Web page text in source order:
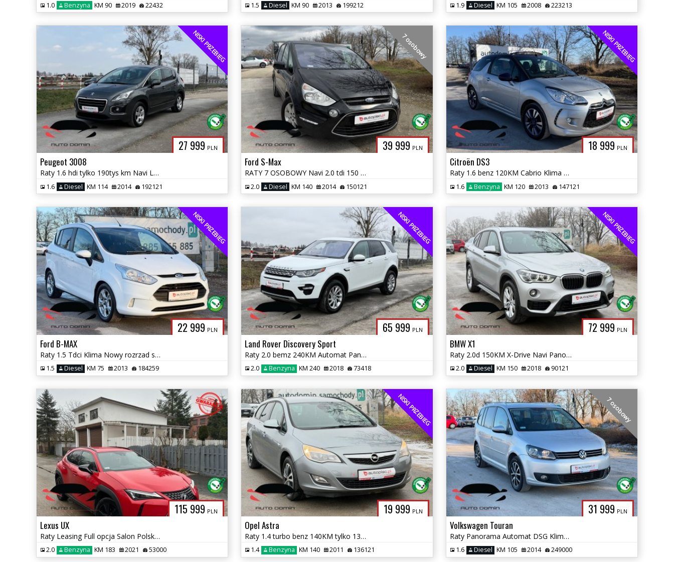
1.0 Benzyna KM 90 2019 22432 1.5 Diesel KM 90 2013 199212 1.9 Diesel KM 105 2008 223213
27 999 PLN
NISKI PRZEBIEG
Peugeot 3008
Raty 1.6 hdi tylko 190tys km Navi Led Klimatronic Zarej w PL Gwarancja
1.6 Diesel KM 114 2014 192121
39 999 PLN
7 osobowy
Ford S-Max
RATY 7 OSOBOWY Navi 2.0 tdi 150 tys km Zarej w PL Gwarancja
2.0 Diesel KM 140 2014 150121
18 999 PLN
NISKI PRZEBIEG
Citroën DS3
Raty 1.6 benz 120KM Cabrio Klima 147 tys km Zarej w PL Gwarancja
1.6 Benzyna KM 120 2013 147121
22 999 PLN
NISKI PRZEBIEG
Ford B-MAX
Raty 1.5 Tdci Klima Nowy rozrzad serwis Zadbany Zarej w PL Gwarancja
1.5 Diesel KM 75 2013 184259
65 999 PLN
NISKI PRZEBIEG
Land Rover Discovery Sport
Raty 2.0 bemz 240KM Automat Panorama Skóra tylko 73 tys km Gwarancja
2.0 Benzyna KM 240 2018 73418
72 999 PLN
NISKI PRZEBIEG
BMW X1
Raty 2.0d 150KM X-Drive Navi Panorama M-pakiet Zarej w PL Gwarancja
2.0 Diesel KM 150 2018 90121
115 999 PLN
Lexus UX
Raty Leasing Full opcja Salon Polska 4x4 automat Hybrid Gwarancja
2.0 Benzyna KM 183 2021 53000
19 999 PLN
NISKI PRZEBIEG
Opel Astra
Raty 1.4 turbo benz 140KM tylko 136tys km Klimatronic Gwarancja
1.4 Benzyna KM 140 2011 136121
31 999 PLN
7 osobowy
Volkswagen Touran
Raty Panorama Automat DSG Klimatronic Navi 7 osobowy Zarej Gwarancja
1.6 Diesel KM 105 2014 249000